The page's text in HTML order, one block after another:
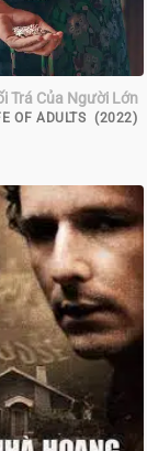
Trá Của Người Lớn
OF ADULTS (2022)